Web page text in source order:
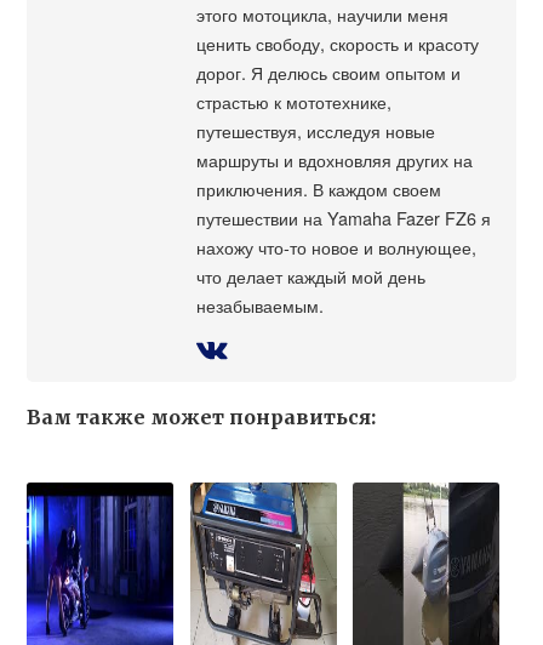
этого мотоцикла, научили меня
ценить свободу, скорость и красоту
дорог. Я делюсь своим опытом и
страстью к мототехнике,
путешествуя, исследуя новые
маршруты и вдохновляя других на
приключения. В каждом своем
путешествии на Yamaha Fazer FZ6 я
нахожу что-то новое и волнующее,
что делает каждый мой день
незабываемым.
Вам также может понравиться: